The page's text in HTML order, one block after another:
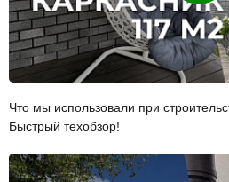
Что мы использовали при
Быстрый техобзор!